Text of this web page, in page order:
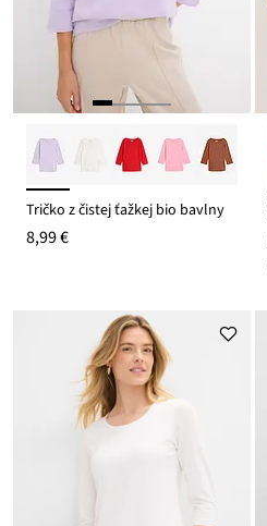
Tričko z čistej ťažkej bio bavlny
8,99 €